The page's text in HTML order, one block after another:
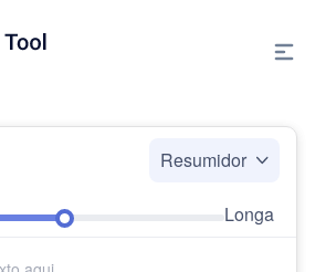
Resumidor
Longa